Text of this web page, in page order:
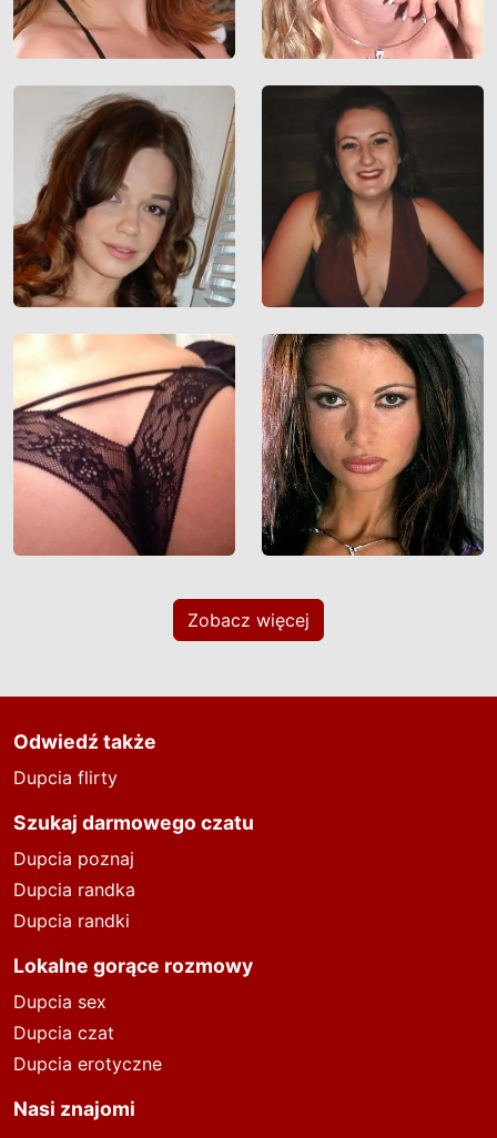
Zobacz więcej
Odwiedź także
Dupcia flirty
Szukaj darmowego czatu
Dupcia poznaj
Dupcia randka
Dupcia randki
Lokalne gorące rozmowy
Dupcia sex
Dupcia czat
Dupcia erotyczne
Nasi znajomi